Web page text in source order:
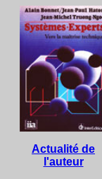
Actualité de
l'auteur